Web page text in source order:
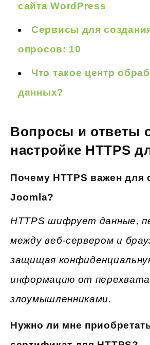
сайта WordPress
Сервисы для
опросов: 10
Что такое центр
данных?
Вопросы и ответы
настройке HTTPS
Почему HTTPS важен для
Joomla?
HTTPS шифрует данные,
между веб-сервером и
защищая
информацию от перехвата
злоумышленниками.
Нужно ли мне